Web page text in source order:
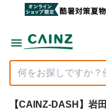
【CAINZ-DASH】岩